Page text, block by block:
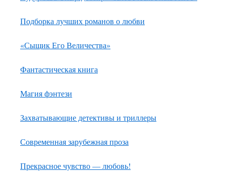
Подборка лучших романов о любви
«Сыщик Его Величества»
Фантастическая книга
Магия фэнтези
Захватывающие детективы и триллеры
Современная зарубежная проза
Прекрасное чувство — любовь!